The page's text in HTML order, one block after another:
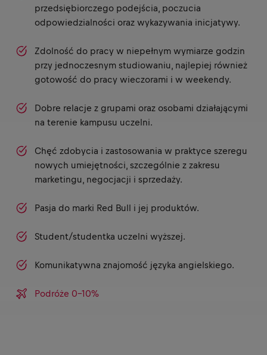
przedsiębiorczego podejścia, poczucia
odpowiedzialności oraz wykazywania inicjatywy.
Zdolność do pracy w niepełnym wymiarze godzin
przy jednoczesnym studiowaniu, najlepiej również
gotowość do pracy wieczorami i w weekendy.
Dobre relacje z grupami oraz osobami działającymi
na terenie kampusu uczelni.
Chęć zdobycia i zastosowania w praktyce szeregu
nowych umiejętności, szczególnie z zakresu
marketingu, negocjacji i sprzedaży.
Pasja do marki Red Bull i jej produktów.
Student/studentka uczelni wyższej.
Komunikatywna znajomość języka angielskiego.
Podróże 0-10%